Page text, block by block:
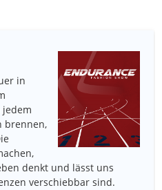
in
brennen,
denkt und lässt uns
verschiebbar sind.